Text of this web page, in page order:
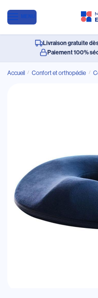
MENU
Livraison gratuite
Paiement 100%
Accueil / Confort et orthopédie /